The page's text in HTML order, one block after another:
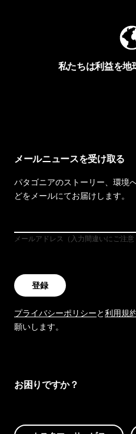
私たちは利益を地
メールニュースを受け取る
パタゴニアのストーリー、環境
どをメールにてお届けします。
メールアドレス（入力間違いにご注意
登録
プライバシーポリシーと利用規
願いします。
お困りですか？